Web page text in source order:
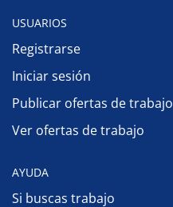
USUARIOS
Registrarse
Iniciar sesión
Publicar ofertas de trabajo
Ver ofertas de trabajo
AYUDA
Si buscas trabajo